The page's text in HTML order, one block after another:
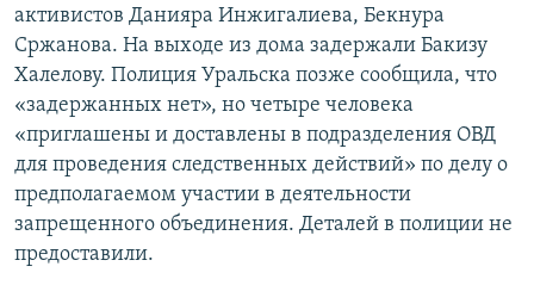
активистов Данияра Инжигалиева, Бекнура
Сржанова. На выходе из дома задержали Бакизу
Халелову. Полиция Уральска позже сообщила, что
«задержанных нет», но четыре человека
«приглашены и доставлены в подразделения ОВД
для проведения следственных действий» по делу о
предполагаемом участии в деятельности
запрещенного объединения. Деталей в полиции не
предоставили.